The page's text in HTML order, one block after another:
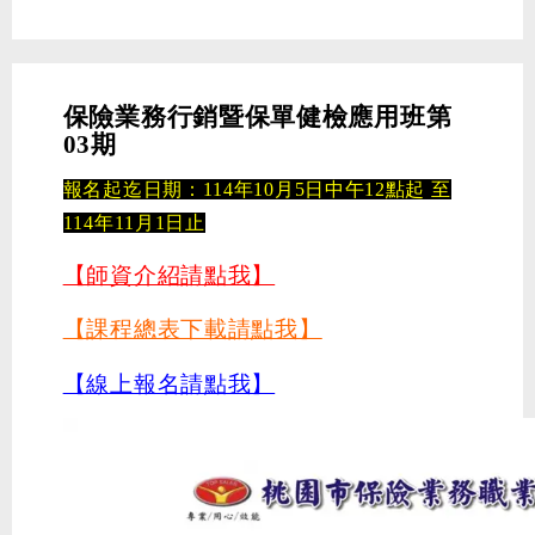
保險業務行銷暨保單健檢應用班第
03期
報名起迄日期：114年10月5日中午12點起 至
114年11月1日止
【師資介紹請點我】
【課程總表下載請點我】
【線上報名請點我】